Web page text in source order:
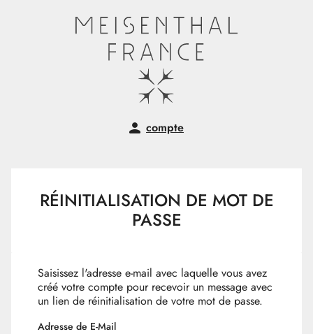
compte
RÉINITIALISATION DE MOT DE
PASSE
Saisissez l'adresse e-mail avec laquelle vous avez
créé votre compte pour recevoir un message avec
un lien de réinitialisation de votre mot de passe.
Adresse de E-Mail